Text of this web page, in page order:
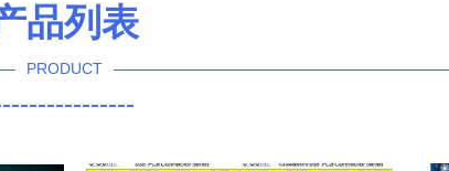
品列表
PRODUCT